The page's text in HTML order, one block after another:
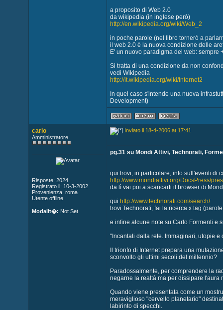
a proposito di Web 2.0
da wikipedia (in inglese però)
http://en.wikipedia.org/wiki/Web_2
in poche parole (nel libro tornerò a
il web 2.0 è la nuova condizione delle
E' un nuovo paradigma del web:
Si tratta di una condizione da non
vedi Wikipedia
http://it.wikipedia.org/wiki/Internet2
In quel caso s'intende una nuova
Development)
carlo
Amministratore
Risposte: 2024
Registrato il: 10-3-2002
Provenienza: roma
Utente offline
Modalit�: Not Set
Inviato il 18-4-2006 at 17:41
pg.31 su Mondi Attivi, Technorati,
qui trovi, in particolare, info sull'eventi di
http://www.mondiattivi.org/DocsPress/
da lì vai poi a scaricarti il browser di
qui http://www.technorati.com/search/
trovi Technorati, fai la ricerca x tag
e infine alcune note su Carlo Formenti e
"Incantati dalla rete. Immaginari, utopie
Il trionfo di Internet prepara una
sconvolto gli ultimi secoli del millennio?
Paradossalmente, per comprendere la
negarne la realtà ma per dissipare l'aura
Quando viene presentata come un
meraviglioso "cervello planetario"
labirinto di specchi.